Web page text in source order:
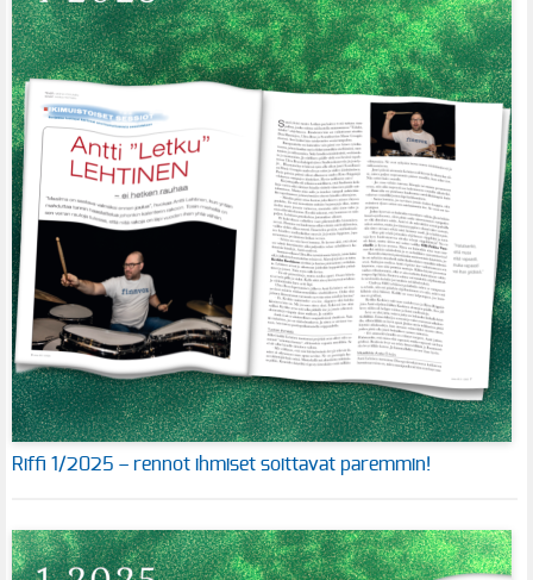
Riffi 1/2025 – rennot ihmiset soittavat paremmin!